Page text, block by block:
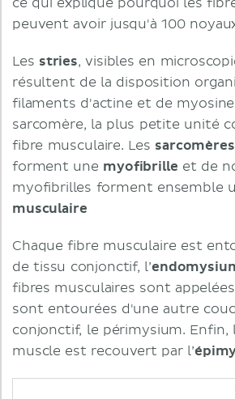
ce qui explique pourquoi les
peuvent avoir jusqu'à 100
Les stries, visibles en
résultent de la disposition
filaments d'actine et de
sarcomère, la plus petite unité
fibre musculaire. Les sarcomères
forment une myofibrille et de
myofibrilles forment ensemble
musculaire
Chaque fibre musculaire est
de tissu conjonctif, l’
fibres musculaires sont
sont entourées d'une autre
conjonctif, le périmysium. Enfin,
muscle est recouvert par l’